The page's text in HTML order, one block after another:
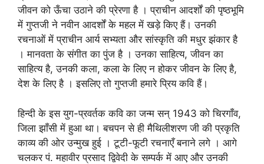
जीवन को ऊँचा उठाने की प्रेरणा है । प्राचीन आदर्शों की पृष्ठभूमि
में गुप्तजी ने नवीन आदर्शों के महल में खड़े किए हैं। उनकी
रचनाओं में प्राचीन आर्य सभ्यता और सांस्कृति की मधुर झंकार है
। मानवता के संगीत का पुंज है । उनका साहित्य, जीवन का
साहित्य है, उनकी कला, कला के लिए न होकर जीवन के लिए है,
देश के लिए है । इसलिए तो गुप्तजी हमारे प्रिय कवि हैं।
हिन्दी के इस युग-प्रवर्तक कवि का जन्म सन् 1943 को चिरगाँव,
जिला झाँसी में हुआ था। बचपन से ही मैथिलीशरण जी की प्रकृति
काव्य की ओर उन्मुख हुई । टूटी-फूटी रचनाएँ बनाने लगे । आगे
चलकर पं. महावीर प्रसाद द्विवेदी के सम्पर्क में आए और उनकी